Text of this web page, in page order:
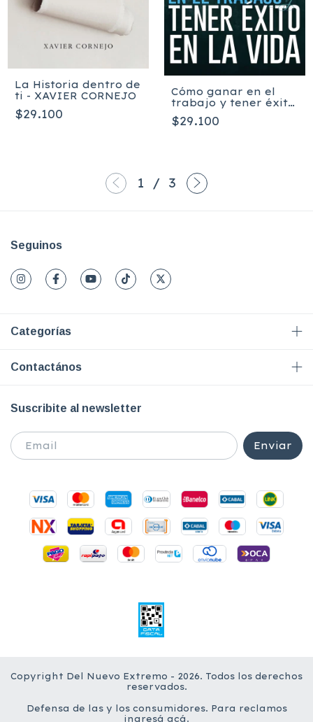
La Historia dentro de
ti - XAVIER CORNEJO
$29.100
Cómo ganar en el
trabajo y tener éxito
en la vida - MICHAEL
& MEGAN HYATT
$29.100
1 / 3
Seguinos
Categorías
Contactános
Suscribite al newsletter
Copyright Del Nuevo Extremo - 2026. Todos los derechos
reservados.
Defensa de las y los consumidores. Para reclamos
ingresá acá.